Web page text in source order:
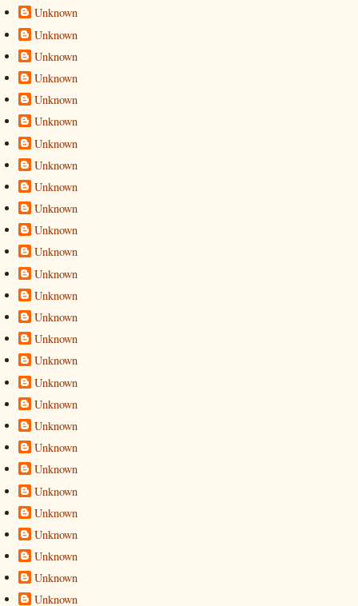
Unknown
Unknown
Unknown
Unknown
Unknown
Unknown
Unknown
Unknown
Unknown
Unknown
Unknown
Unknown
Unknown
Unknown
Unknown
Unknown
Unknown
Unknown
Unknown
Unknown
Unknown
Unknown
Unknown
Unknown
Unknown
Unknown
Unknown
Unknown